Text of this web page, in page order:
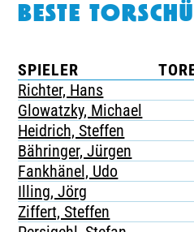
BESTE
SPIELER
Richter, Hans
Glowatzky, Michael
Heidrich, Steffen
Bähringer, Jürgen
Fankhänel, Udo
Illing, Jörg
Ziffert, Steffen